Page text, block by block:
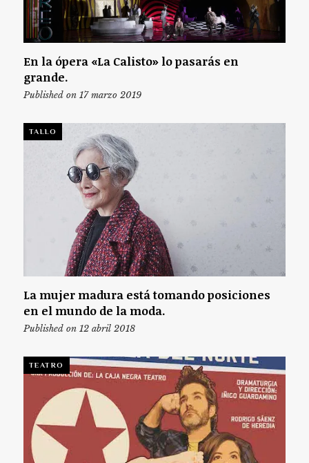
En la ópera «La Calisto» lo pasarás en
grande.
Published on 17 marzo 2019
TALLO
La mujer madura está tomando posiciones
en el mundo de la moda.
Published on 12 abril 2018
TEATRO